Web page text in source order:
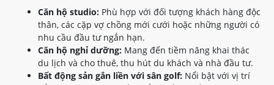
Căn hộ studio: Phù hợp với đối tượng khách hàng độc
thân, các cặp vợ chồng mới cưới hoặc những người có
nhu cầu đầu tư ngắn hạn.
Căn hộ nghỉ dưỡng: Mang đến tiềm năng khai thác
du lịch và cho thuê, thu hút du khách và nhà đầu tư.
Bất động sản gắn liền với sân golf: Nổi bật với vị trí